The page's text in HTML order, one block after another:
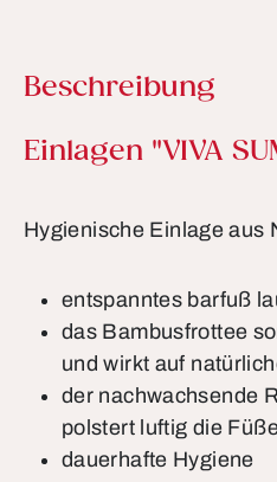
Beschreibung
Einlagen "VIVA
Hygienische Einlage aus
entspanntes barfuß
das Bambusfrottee
und wirkt auf
der nachwachsende
polstert luftig die Füße
dauerhafte Hygiene